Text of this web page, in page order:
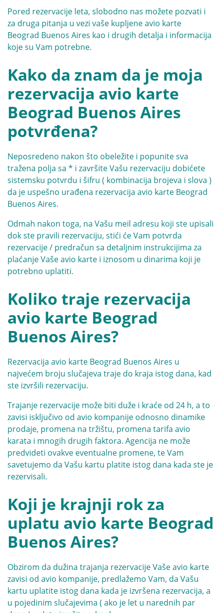
Pored rezervacije leta, slobodno nas možete pozvati i
za druga pitanja u vezi vaše kupljene avio karte
Beograd Buenos Aires kao i drugih detalja i informacija
koje su Vam potrebne.
Kako da znam da je moja
rezervacija avio karte
Beograd Buenos Aires
potvrđena?
Neposredeno nakon što obeležite i popunite sva
tražena polja sa * i završite Vašu rezervaciju dobićete
sistemsku potvrdu i šifru ( kombinacija brojeva i slova )
da je uspešno urađena rezervacija avio karte Beograd
Buenos Aires.
Odmah nakon toga, na Vašu meil adresu koji ste upisali
dok ste pravili rezervaciju, stići će Vam potvrda
rezervacije / predračun sa detaljnim instrukcijima za
plaćanje Vaše avio karte i iznosom u dinarima koji je
potrebno uplatiti.
Koliko traje rezervacija
avio karte Beograd
Buenos Aires?
Rezervacija avio karte Beograd Buenos Aires u
najvećem broju slučajeva traje do kraja istog dana, kad
ste izvršili rezervaciju.
Trajanje rezervacije može biti duže i kraće od 24 h, a to
zavisi isključivo od avio kompanije odnosno dinamike
prodaje, promena na tržištu, promena tarifa avio
karata i mnogih drugih faktora. Agencija ne može
predvideti ovakve eventualne promene, te Vam
savetujemo da Vašu kartu platite istog dana kada ste je
rezervisali.
Koji je krajnji rok za
uplatu avio karte Beograd
Buenos Aires?
Obzirom da dužina trajanja rezervacije Vaše avio karte
zavisi od avio kompanije, predlažemo Vam, da Vašu
kartu uplatite istog dana kada je izvršena rezervacija, a
u pojedinim slučajevima ( ako je let u narednih par